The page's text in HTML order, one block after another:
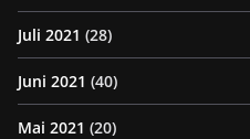
Juli 2021 (28)
Juni 2021 (40)
Mai 2021 (20)